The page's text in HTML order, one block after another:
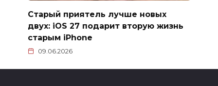
Старый приятель лучше новых
двух: iOS 27 подарит вторую жизнь
старым iPhone
09.06.2026